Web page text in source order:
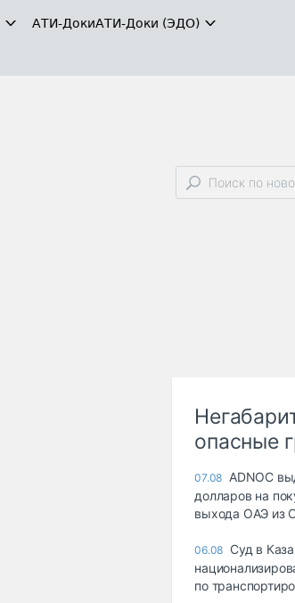
АТИ-ДокиАТИ-Доки (ЭДО)
опасные
07.08 ADNOC
долларов на
выхода ОАЭ из
06.08 Суд в
по